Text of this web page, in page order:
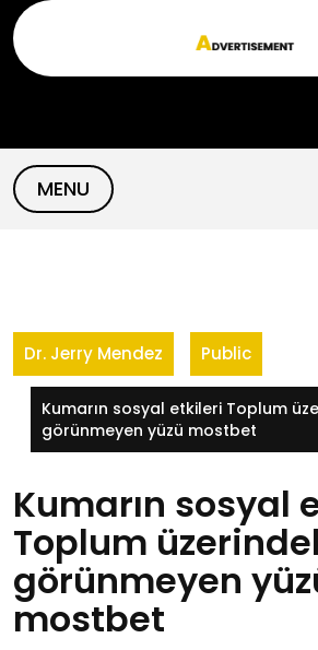
Skip
content
MENU
Dr. Jerry Mendez Public
Kumarın sosyal etkileri Toplum
görünmeyen yüzü mostbet
Kumarın sosyal
Toplum
görünmeyen
mostbet